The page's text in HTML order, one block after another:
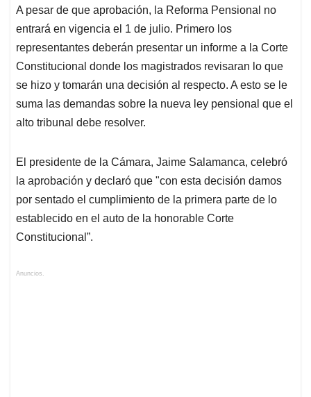
A pesar de que aprobación, la Reforma Pensional no
entrará en vigencia el 1 de julio. Primero los
representantes deberán presentar un informe a la Corte
Constitucional donde los magistrados revisaran lo que
se hizo y tomarán una decisión al respecto. A esto se le
suma las demandas sobre la nueva ley pensional que el
alto tribunal debe resolver.
El presidente de la Cámara, Jaime Salamanca, celebró
la aprobación y declaró que "con esta decisión damos
por sentado el cumplimiento de la primera parte de lo
establecido en el auto de la honorable Corte
Constitucional”.
Anuncios.